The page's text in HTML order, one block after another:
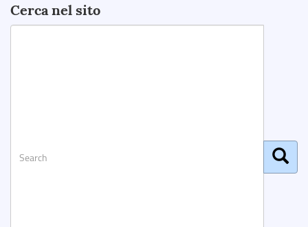
Cerca nel sito